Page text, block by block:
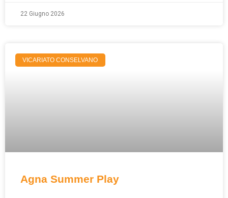
22 Giugno 2026
VICARIATO CONSELVANO
Agna Summer Play